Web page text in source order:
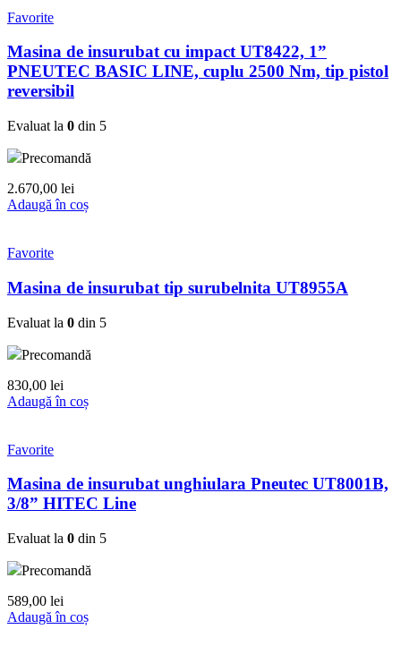
Favorite
Masina de insurubat cu impact UT8422, 1”
PNEUTEC BASIC LINE, cuplu 2500 Nm, tip pistol
reversibil
Evaluat la 0 din 5
Precomandă
2.670,00 lei
Adaugă în coș
Favorite
Masina de insurubat tip surubelnita UT8955A
Evaluat la 0 din 5
Precomandă
830,00 lei
Adaugă în coș
Favorite
Masina de insurubat unghiulara Pneutec UT8001B,
3/8” HITEC Line
Evaluat la 0 din 5
Precomandă
589,00 lei
Adaugă în coș